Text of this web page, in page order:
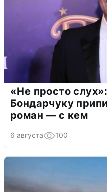
«Не просто
Бондарчуку
роман — с кем
6 августа 100